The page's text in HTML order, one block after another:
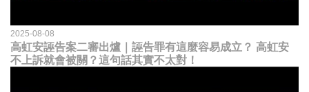
2025-08-08
高虹安誣告案二審出爐｜誣告罪有這麼容易成立？ 高虹安
不上訴就會被關？這句話其實不太對！